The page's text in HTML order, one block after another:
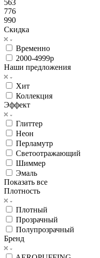
563
776
990
Скидка
Временно
2000-4999р
Наши предложения
Хит
Коллекция
Эффект
Глиттер
Неон
Перламутр
Светоотражающий
Шиммер
Эмаль
Показать все
Плотность
Плотный
Прозрачный
Полупрозрачный
Бренд